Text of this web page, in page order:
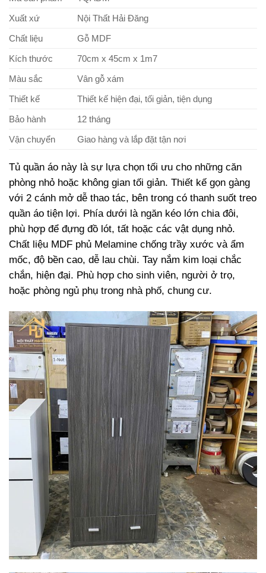
Xuất xứ
Nội Thất Hải Đăng
Chất liệu
Gỗ MDF
Kích thước
70cm x 45cm x 1m7
Màu sắc
Vân gỗ xám
Thiết kế
Thiết kế hiện đại, tối giản, tiện dụng
Bảo hành
12 tháng
Vận chuyển
Giao hàng và lắp đặt tận nơi
Tủ quần áo này là sự lựa chọn tối ưu cho những căn
phòng nhỏ hoặc không gian tối giản. Thiết kế gọn gàng
với 2 cánh mở dễ thao tác, bên trong có thanh suốt treo
quần áo tiện lợi. Phía dưới là ngăn kéo lớn chia đôi,
phù hợp để đựng đồ lót, tất hoặc các vật dụng nhỏ.
Chất liệu MDF phủ Melamine chống trầy xước và ẩm
mốc, độ bền cao, dễ lau chùi. Tay nắm kim loại chắc
chắn, hiện đại. Phù hợp cho sinh viên, người ở trọ,
hoặc phòng ngủ phụ trong nhà phố, chung cư.